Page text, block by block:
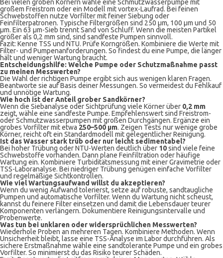
Bei vielen groben Körnern wähle eine Schmutzwasserpumpe mit
großem Freistrom oder ein Modell mit vortex-Laufrad. Bei feinen
Schwebstoffen nutze Vorfilter mit feiner Siebung oder
Feinfilterpatronen. Typische Filtergrößen sind 250 µm, 100 µm und 50
µm. Ein 63 µm-Sieb trennt Sand von Schluff. Wenn die meisten Partikel
größer als 0,2 mm sind, sind sandfeste Pumpen sinnvoll.
Fazit: Kenne TSS und NTU. Prüfe Korngrößen. Kombiniere die Werte mit
Filter- und Pumpenanforderungen. So findest du eine Pumpe, die länger
hält und weniger Wartung braucht.
Entscheidungshilfe: Welche Pumpe oder Schutzmaßnahme passt
zu meinen Messwerten?
Die Wahl der richtigen Pumpe ergibt sich aus wenigen klaren Fragen.
Beantworte sie auf Basis deiner Messungen. So vermeidest du Fehlkauf
und unnötige Wartung.
Wie hoch ist der Anteil grober Sandkörner?
Wenn die Siebanalyse oder Sichtprüfung viele Körner über 0,2 mm
zeigt, wähle eine sandfeste Pumpe. Empfehlenswert sind Freistrom-
oder Schmutzwasserpumpen mit großen Durchgängen. Ergänze ein
grobes Vorfilter mit etwa 250–500 µm. Zeigen Tests nur wenige grobe
Körner, reicht oft ein Standardmodell mit gelegentlicher Reinigung.
Ist das Wasser stark trüb oder nur leicht sedimentabel?
Bei hoher Trübung oder NTU-Werten deutlich über 10sind viele feine
Schwebstoffe vorhanden. Dann plane Feinfiltration oder häufige
Wartung ein. Kombiniere Turbiditätsmessung mit einer Gravimetrie oder
TSS-Laboranalyse. Bei niedriger Trübung genügen einfache Vorfilter
und regelmäßige Sichtkontrollen.
Wie viel Wartungsaufwand willst du akzeptieren?
Wenn du wenig Aufwand tolerierst, setze auf robuste, sandtaugliche
Pumpen und automatische Vorfilter. Wenn du Wartung nicht scheust,
kannst du feinere Filter einsetzen und damit die Lebensdauer teurer
Komponenten verlängern. Dokumentiere Reinigungsintervalle und
Probenwerte.
Was tun bei unklaren oder widersprüchlichen Messwerten?
Wiederhole Proben an mehreren Tagen. Kombiniere Methoden. Wenn
Unsicherheit bleibt, lasse eine TSS-Analyse im Labor durchführen. Als
sichere Erstmaßnahme wähle eine sandtolerante Pumpe und ein grobes
Vorfilter. So minimierst du das Risiko teurer Schäden.